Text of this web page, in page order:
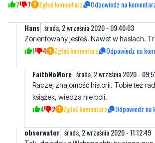
Zorientowany jesteś. Nawet w hasłach.
FaithNoMore środa, 2 września 2020 -
Raczej znajomość historii. Tobie też
4 2 Zgłoś komentarz Odpowiedz na
obserwator środa, 2 września 2020 - 11:12:49
Tak, dziadek z Wehrmachtu twojego